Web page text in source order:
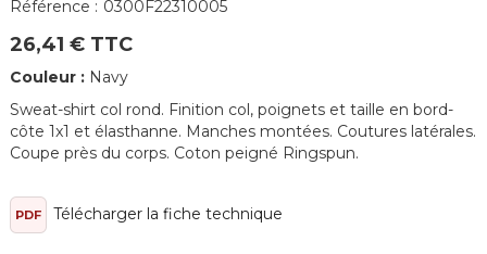
Référence : 0300F22310005
26,41 € TTC
Couleur : Navy
Sweat-shirt col rond. Finition col, poignets et taille en bord-
côte 1x1 et élasthanne. Manches montées. Coutures latérales.
Coupe près du corps. Coton peigné Ringspun.
PDF Télécharger la fiche technique